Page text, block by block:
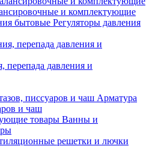
и комплектующие
Регуляторы давления
перепада давления и
Арматура
и чаш
Ванны и